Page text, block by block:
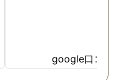
google口コミ